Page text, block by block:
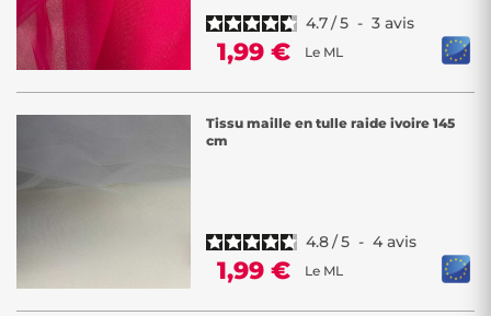
4.7/5 - 3 avis
1,99 € Le ML
Tissu maille en tulle raide ivoire 145
cm
4.8/5 - 4 avis
1,99 € Le ML